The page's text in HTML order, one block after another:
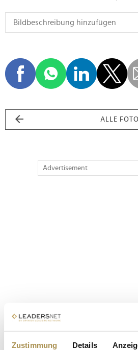
Zustimmung Details
ALLE
Advertisement